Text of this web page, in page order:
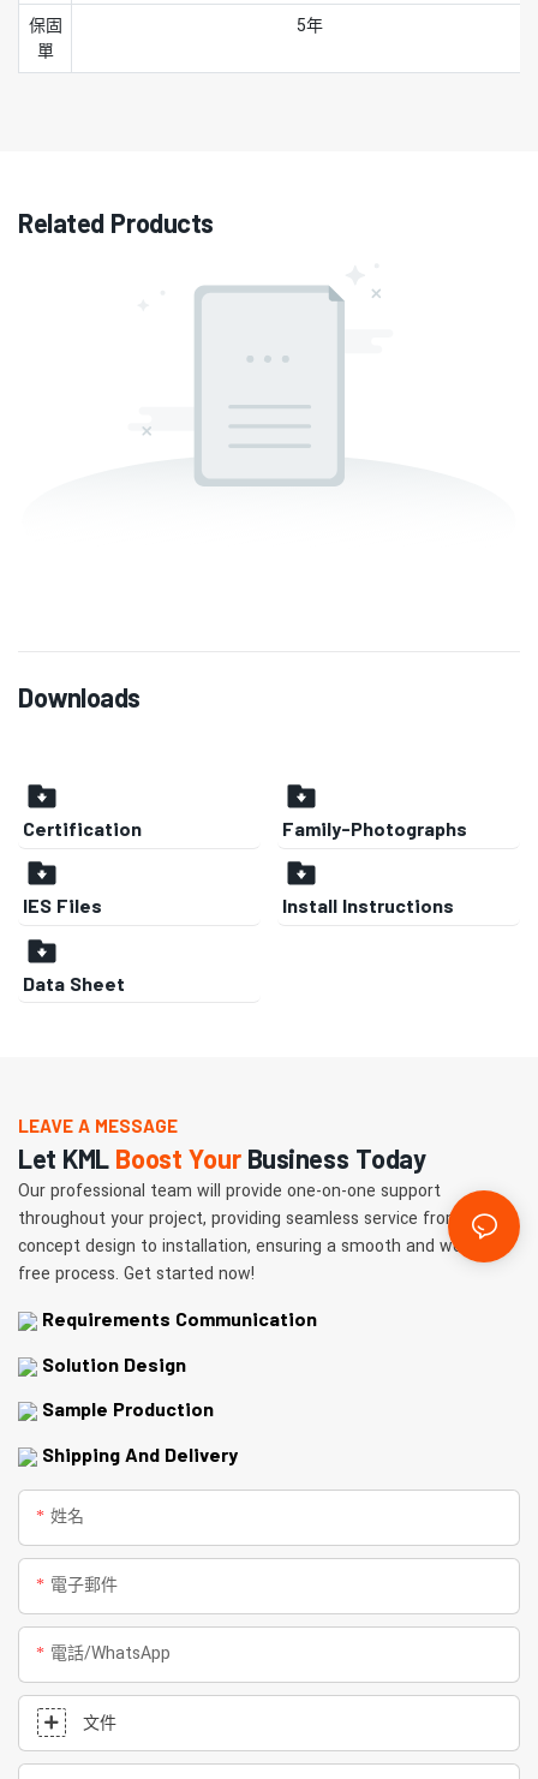
保固
單
5年
Related Products
Downloads
Certification Family-Photographs
IES Files Install Instructions
Data Sheet
LEAVE A MESSAGE
Let KML Boost YourBusiness Today
Our professional team will provide one-on-one support
throughout your project, providing seamless service from
concept design to installation, ensuring a smooth and worry-
free process. Get started now!
Requirements Communication
Solution Design
Sample Production
Shipping And Delivery
姓名
電子郵件
電話/WhatsApp
文件